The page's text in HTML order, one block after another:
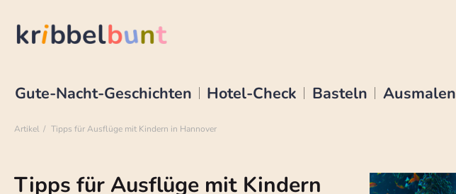
Gute-Nacht-Geschichten Hotel-Check Basteln Ausmalen
Artikel Tipps für Ausflüge mit Kindern in Hannover
Tipps für Ausflüge mit Kindern